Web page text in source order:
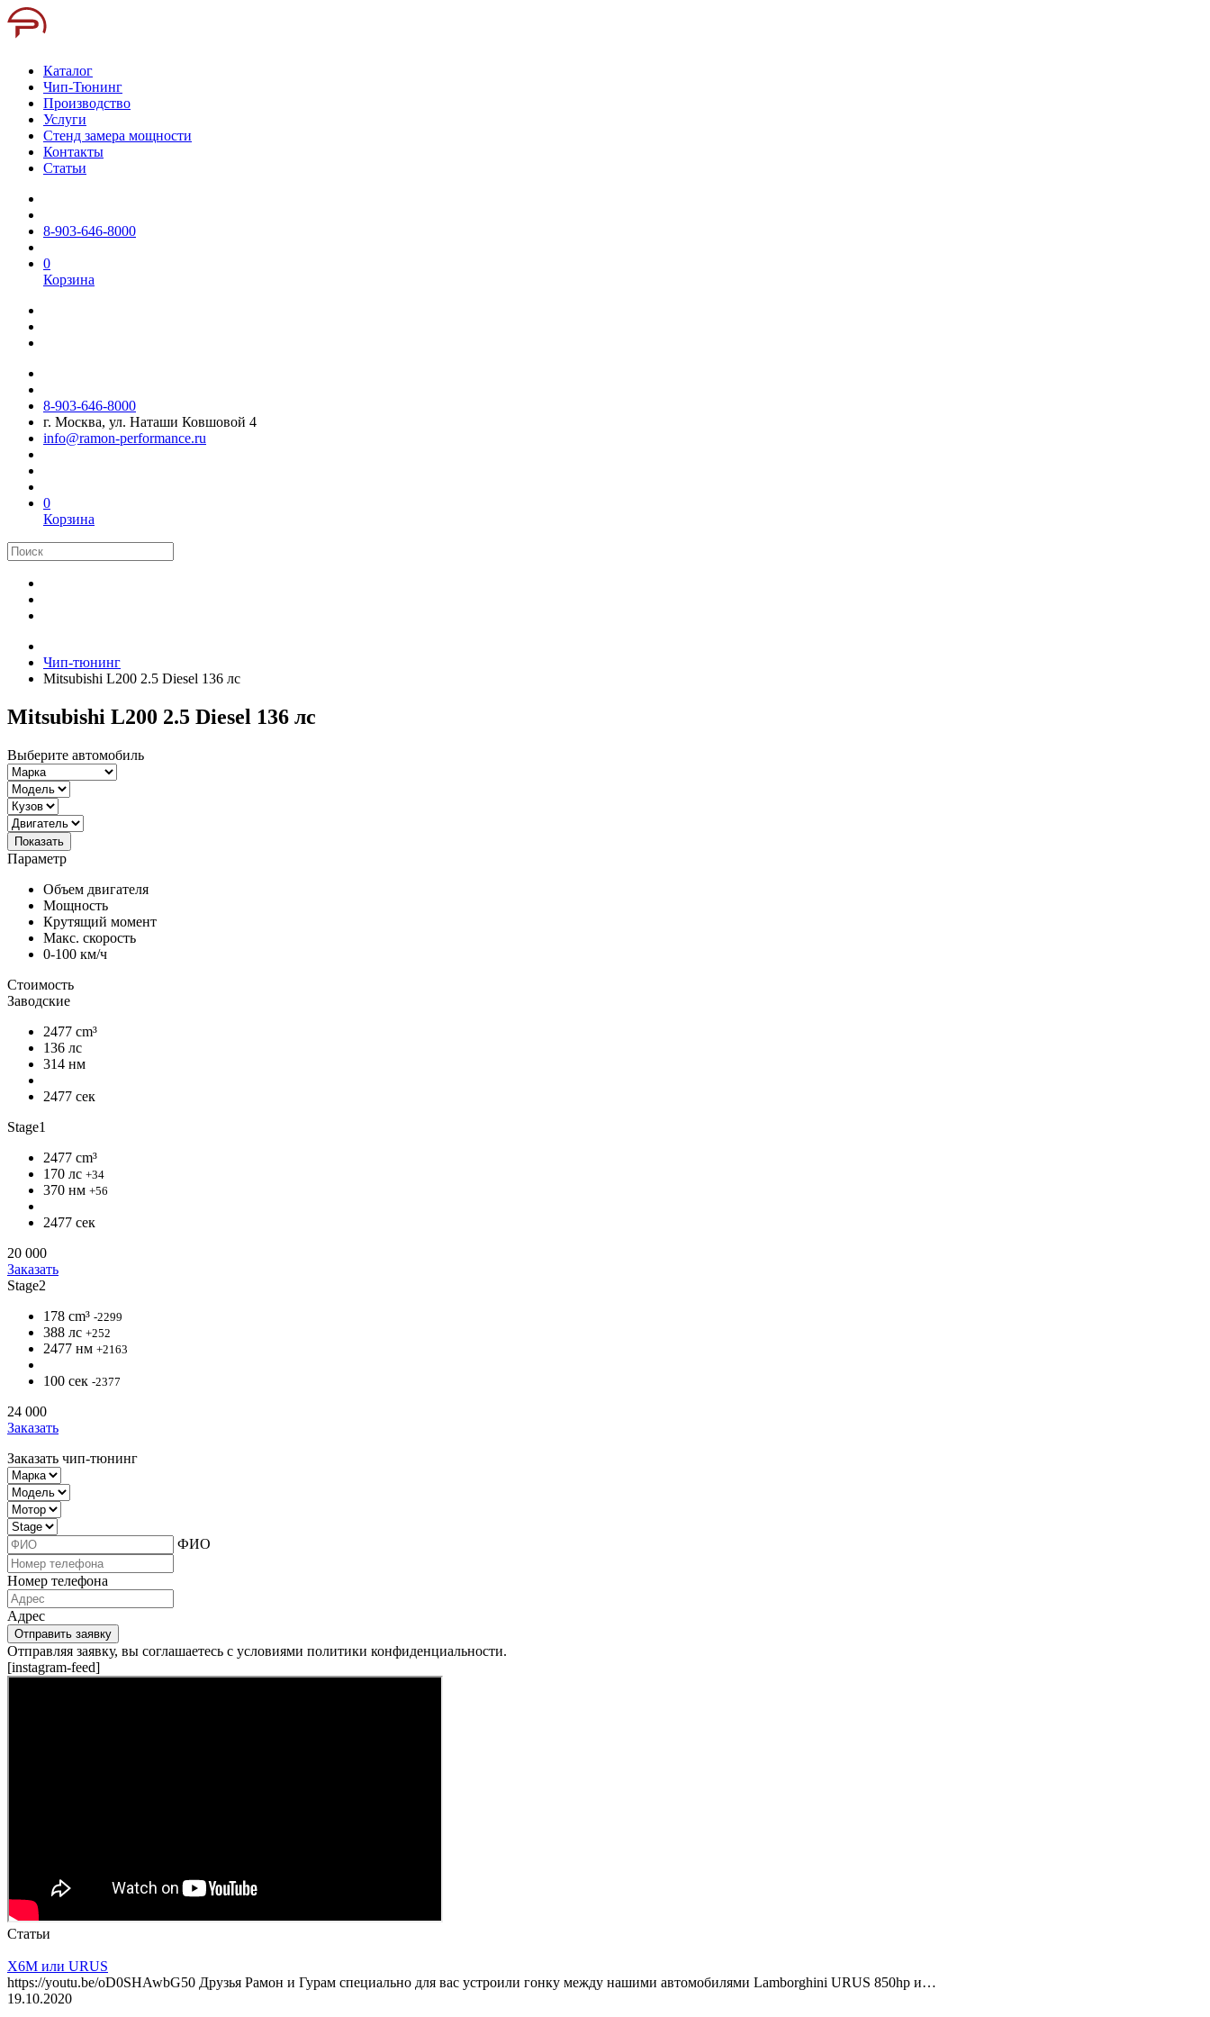
Каталог
Чип-Тюнинг
Производство
Услуги
Стенд замера мощности
Контакты
Статьи
8-903-646-8000
0
Корзина
8-903-646-8000
г. Москва, ул. Наташи Ковшовой 4
info@ramon-performance.ru
0
Корзина
Чип-тюнинг
Mitsubishi L200 2.5 Diesel 136 лс
Mitsubishi L200 2.5 Diesel 136 лс
Выберите автомобиль
Показать
Параметр
Объем двигателя
Мощность
Крутящий момент
Макс. скорость
0-100 км/ч
Стоимость
Заводские
2477 cm³
136 лс
314 нм
2477 сек
Stage1
2477 cm³
170 лс +34
370 нм +56
2477 сек
20 000
Заказать
Stage2
178 cm³ -2299
388 лс +252
2477 нм +2163
100 сек -2377
24 000
Заказать
Заказать чип-тюнинг
ФИО
Номер телефона
Адрес
Отправить заявку
Отправляя заявку, вы соглашаетесь с условиями политики конфиденциальности.
[instagram-feed]
Статьи
X6M или URUS
https://youtu.be/oD0SHAwbG50 Друзья Рамон и Гурам специально для вас устроили гонку между нашими автомобилями Lamborghini URUS 850hp и…
19.10.2020